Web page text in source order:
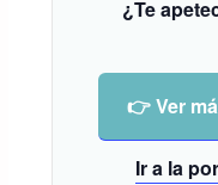
¿Te
👉 Ver
Ir a la